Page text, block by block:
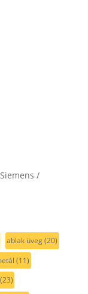
/
ablak üveg(20)
(11)